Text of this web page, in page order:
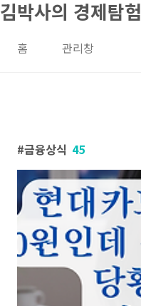
본문 바로가기
김박사의 경제탐험
홈 관리창
금융상식 45